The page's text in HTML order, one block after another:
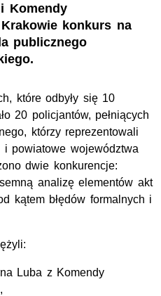
Komendy
konkurs na
publicznego
które odbyły się 10
20 policjantów, pełniących
którzy reprezentowali
powiatowe województwa
dwie konkurencje:
analizę elementów akt
kątem błędów formalnych i
Luba z Komendy